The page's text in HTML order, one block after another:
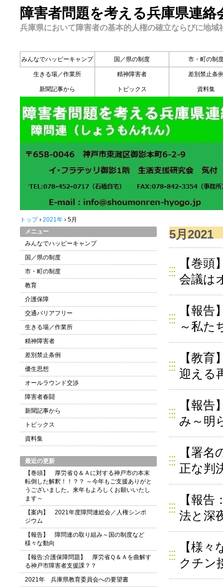
障害者問題を考える兵庫県連
兵庫県において障害者の基本的人権の確立ならびに地
みんなでハッピーキャンプ 国／県の制度 市・町の制
生きる場／作業所 精神障害者 差別禁止条
新聞記事から トピックス 資料集
トップ› 2021年 › 5月
5月2021
【巻
会議は
【報
～私た
【教
迎える
【報
み～明
【署
正な判
【報
法と深
【様
クチン
メニュー
みんなでハッピーキャンプ
国／県の制度
市・町の制度
教育
介護保障
交通バリアフリー
生きる場／作業所
精神障害者
差別禁止条例
優生思想
オールラウンド交渉
障害者春闘
新聞記事から
トピックス
資料集
最近の更新
【巻頭】 厚労省Ｑ＆Ａに対する神戸市の本末
転倒した解釈！！？？ ～今年もご支援ありがと
うございました。来年もよろしくお願いいたし
ます～
【案内】 2021年度障問連総会／人権シンポ
ジウム
【報告】 障問連の取り組み～国の制度など
様々な動向
【報告:介護保障問題】 厚労省Ｑ＆Ａを曲解す
る神戸市障害者支援課？？
2021年 兵庫県教育委員会への要望書